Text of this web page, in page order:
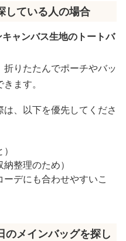
している人の場合
ャンバス生地のトートバ
りたたんでポーチやバッ
ます。
、以下を優先してくださ
整理のため）
デにも合わせやすいこ
のメインバッグを探し